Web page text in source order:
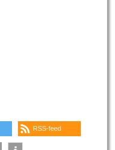
RSS-feed